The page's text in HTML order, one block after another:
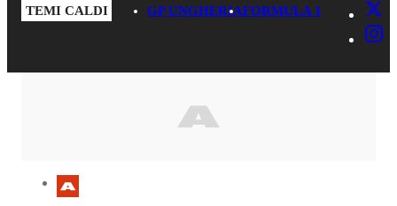
TEMI CALDI GP UNGHERIAFORMULA 1